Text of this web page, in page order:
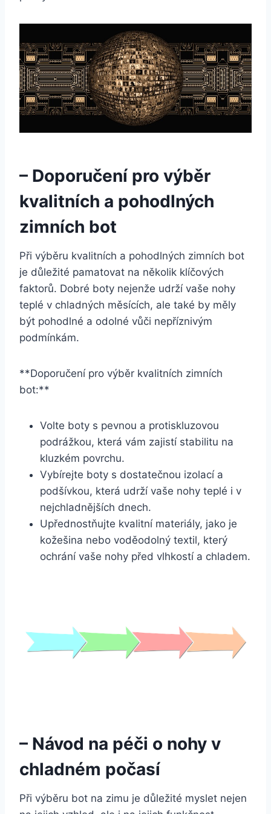
– Doporučení pro ⁤výběr
⁤kvalitních a pohodlných ​
zimních bot
Při výběru kvalitních a pohodlných⁣ zimních bot
je důležité pamatovat na několik klíčových
faktorů. Dobré boty nejenže udrží vaše ⁢nohy
teplé‍ v chladných​ měsících, ale také by měly
být pohodlné‍ a odolné vůči nepříznivým
podmínkám.
**Doporučení pro výběr kvalitních⁢ zimních
bot:**
Volte boty s pevnou a protiskluzovou
podrážkou, která vám zajistí stabilitu na
kluzkém ⁤povrchu.
Vybírejte boty s dostatečnou izolací ‍a
podšívkou, která udrží vaše nohy teplé i v
nejchladnějších dnech.
Upřednostňujte kvalitní materiály, jako je
kožešina ‍nebo⁤ voděodolný textil, který
ochrání vaše ​nohy‍ před vlhkostí a ⁣chladem.
– Návod na péči ⁣o nohy v
⁢chladném počasí
Při výběru bot na zimu je důležité ⁣myslet nejen